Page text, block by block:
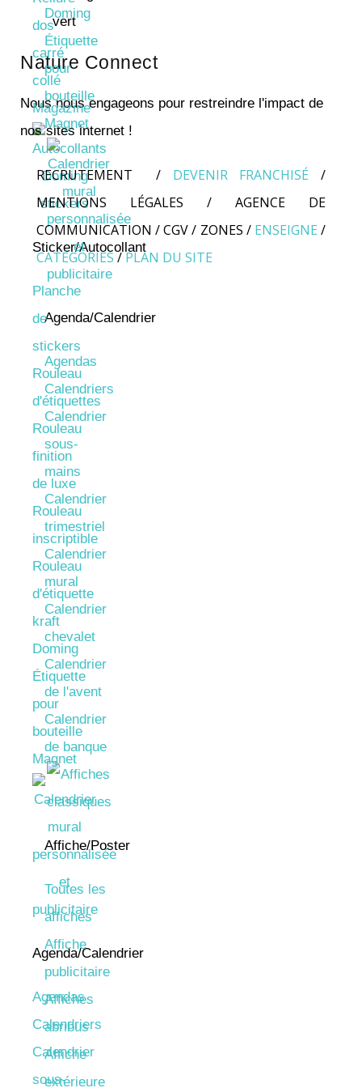
dos
carré
collé
Magazine
Sticker/Autocollant
Planche
de
stickers
Rouleau
d'étiquettes
Rouleau
finition
de luxe
Rouleau
inscriptible
Rouleau
d'étiquette
kraft
Doming
Étiquette
pour
bouteille
Magnet
Agenda/Calendrier
Agendas
Calendriers
Calendrier
sous-
Doming
Étiquette
pour
bouteille
Magnet
Agenda/Calendrier
Agendas
Calendriers
Calendrier
sous-
mains
Calendrier
trimestriel
Calendrier
mural
Calendrier
chevalet
Calendrier
de l'avent
Calendrier
de banque
Affiche/Poster
Toutes les
affiches
Affiche
publicitaire
Affiches
abribus
Affiche
extérieure
Nature Connect
Nous nous engageons pour restreindre l'impact de
nos sites internet !
RECRUTEMENT / DEVENIR FRANCHISÉ
/
MENTIONS LÉGALES / AGENCE DE
COMMUNICATION /CGV/ ZONES / ENSEIGNE /
CATÉGORIES/PLAN DU SITE